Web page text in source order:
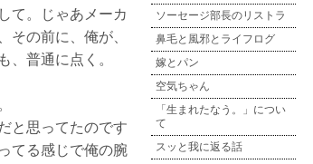
て。じゃあメーカ
その前に、俺が、
、普通に点く。
と思ってたのです
てる感じで俺の腕
ソーセージ部長のリストラ
鼻毛と風邪とライフログ
嫁とパン
空気ちゃん
「生まれたなう。」につい
て
スッと我に返る話